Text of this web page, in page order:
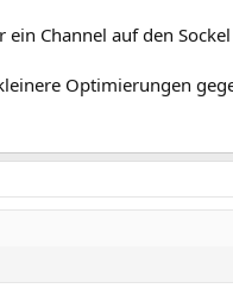
Channel auf den
Optimierungen